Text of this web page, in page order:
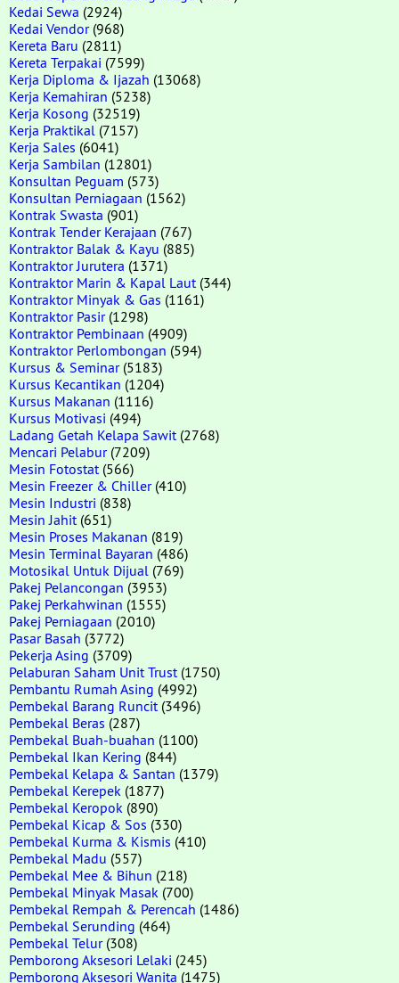
Kedai Sewa (2924)
Kedai Vendor(968)
Kereta Baru (2811)
Kereta Terpakai (7599)
Kerja Diploma & Ijazah (13068)
Kerja Kemahiran (5238)
Kerja Kosong (32519)
Kerja Praktikal (7157)
Kerja Sales (6041)
Kerja Sambilan (12801)
Konsultan Peguam (573)
Konsultan Perniagaan (1562)
Kontrak Swasta (901)
Kontrak Tender Kerajaan (767)
Kontraktor Balak & Kayu (885)
Kontraktor Jurutera (1371)
Kontraktor Marin & Kapal Laut (344)
Kontraktor Minyak & Gas (1161)
Kontraktor Pasir(1298)
Kontraktor Pembinaan (4909)
Kontraktor Perlombongan (594)
Kursus & Seminar(5183)
Kursus Kecantikan (1204)
Kursus Makanan (1116)
Kursus Motivasi (494)
Ladang Getah Kelapa Sawit (2768)
Mencari Pelabur(7209)
Mesin Fotostat (566)
Mesin Freezer & Chiller(410)
Mesin Industri (838)
Mesin Jahit (651)
Mesin Proses Makanan (819)
Mesin Terminal Bayaran (486)
Motosikal Untuk Dijual (769)
Pakej Pelancongan (3953)
Pakej Perkahwinan (1555)
Pakej Perniagaan (2010)
Pasar Basah (3772)
Pekerja Asing (3709)
Pelaburan Saham Unit Trust (1750)
Pembantu Rumah Asing (4992)
Pembekal Barang Runcit (3496)
Pembekal Beras (287)
Pembekal Buah-buahan (1100)
Pembekal Ikan Kering (844)
Pembekal Kelapa & Santan (1379)
Pembekal Kerepek (1877)
Pembekal Keropok (890)
Pembekal Kicap & Sos (330)
Pembekal Kurma & Kismis (410)
Pembekal Madu (557)
Pembekal Mee & Bihun (218)
Pembekal Minyak Masak (700)
Pembekal Rempah & Perencah (1486)
Pembekal Serunding (464)
Pembekal Telur(308)
Pemborong Aksesori Lelaki (245)
Pemborong Aksesori Wanita (1475)